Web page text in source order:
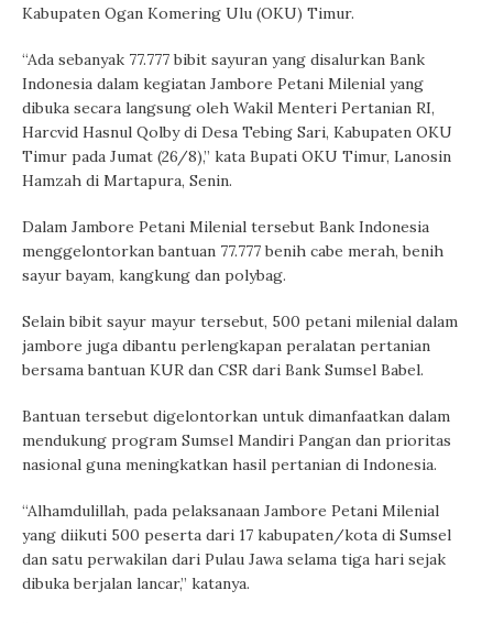
Kabupaten Ogan Komering Ulu (OKU) Timur.
“Ada sebanyak 77.777 bibit sayuran yang disalurkan Bank
Indonesia dalam kegiatan Jambore Petani Milenial yang
dibuka secara langsung oleh Wakil Menteri Pertanian RI,
Harcvid Hasnul Qolby di Desa Tebing Sari, Kabupaten OKU
Timur pada Jumat (26/8),” kata Bupati OKU Timur, Lanosin
Hamzah di Martapura, Senin.
Dalam Jambore Petani Milenial tersebut Bank Indonesia
menggelontorkan bantuan 77.777 benih cabe merah, benih
sayur bayam, kangkung dan polybag.
Selain bibit sayur mayur tersebut, 500 petani milenial dalam
jambore juga dibantu perlengkapan peralatan pertanian
bersama bantuan KUR dan CSR dari Bank Sumsel Babel.
Bantuan tersebut digelontorkan untuk dimanfaatkan dalam
mendukung program Sumsel Mandiri Pangan dan prioritas
nasional guna meningkatkan hasil pertanian di Indonesia.
“Alhamdulillah, pada pelaksanaan Jambore Petani Milenial
yang diikuti 500 peserta dari 17 kabupaten/kota di Sumsel
dan satu perwakilan dari Pulau Jawa selama tiga hari sejak
dibuka berjalan lancar,” katanya.